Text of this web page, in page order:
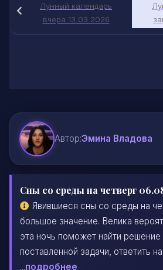
Лунный календарь
вчера 13.03.2026
Автор:Эмина Владова
Сны со среды на четверг
Явившиеся сны со среды на
большое значение. Велика
эта ночь поможет найти решение
поставленной задачи, ответить
...подробнее